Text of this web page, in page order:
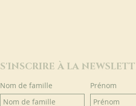
S'INSCRIRE À LA
Nom de famille Prénom